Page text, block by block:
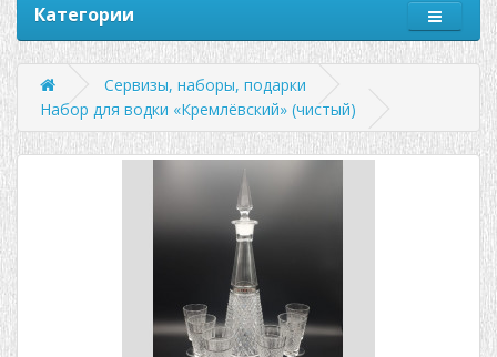
Категории
Сервизы, наборы, подарки
Набор для водки «Кремлёвский» (чистый)